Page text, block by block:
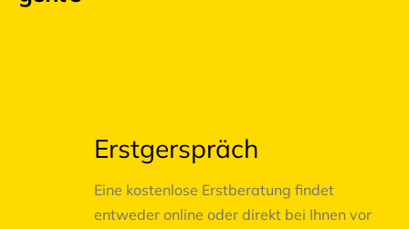
01
Erstgerspräch
Eine kostenlose Erstberatung findet
entweder online oder direkt bei Ihnen vor